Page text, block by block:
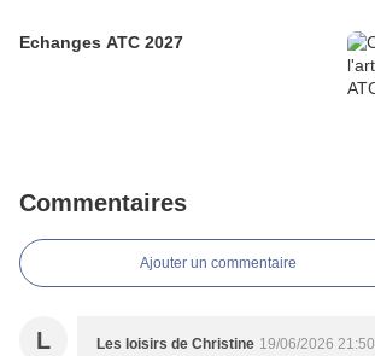
Echanges ATC 2027
Commentaires
Ajouter un commentaire
L Les loisirs de Christine 19/06/2026 21:50